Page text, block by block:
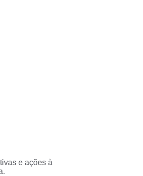
e ações à